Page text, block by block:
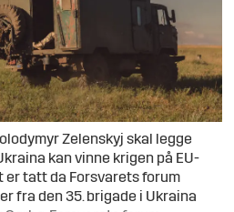
Zelenskyj skal legge
kan vinne krigen på EU-
er tatt da Forsvarets forum
fra den 35. brigade i Ukraina